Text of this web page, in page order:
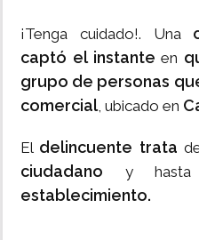
¡Tenga cuidado!. Una
captó el instante en
grupo de personas
comercial, ubicado en
El delincuente trata
ciudadano y hasta
establecimiento.